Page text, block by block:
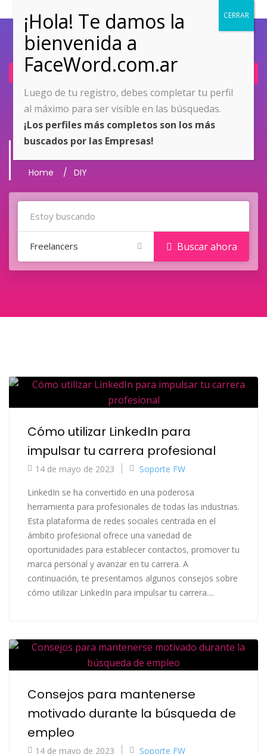
Ingresar
Archivo
Home DIY
Freelancers Buscar ahora
Cómo utilizar LinkedIn para
impulsar tu carrera profesional
14 de mayo de 2023 Soporte FW
LinkedIn se ha convertido en una poderosa
herramienta para profesionales de todas las industrias.
Esta plataforma de redes sociales centrada en el
ámbito profesional ofrece una variedad de
oportunidades para establecer contactos, promover tu
marca personal y avanzar en tu carrera. A
continuación, te presentamos algunos consejos sobre
cómo utilizar LinkedIn para impulsar tu carrera....
Consejos para mantenerse
motivado durante la búsqueda de
empleo
14 de mayo de 2023 Soporte FW
Luego de tu registro, debes completar tu perfil
al máximo para ser visible en las búsquedas.
¡Los perfiles más completos son los más
buscados por las Empresas!